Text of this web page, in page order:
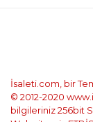
İsaleti.com, bir
© 2012-2020
bilgileriniz 256bit